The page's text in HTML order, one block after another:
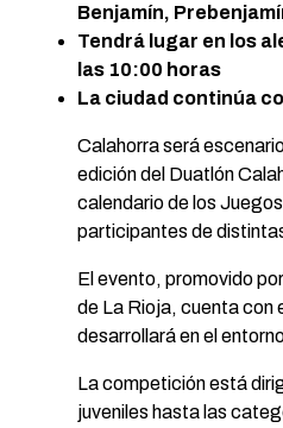
Benjamín,
Tendrá lugar en los
las 10:00 horas
La ciudad continúa
Calahorra será
edición del Duatlón
calendario de los
participantes de
El evento, promovido
de La Rioja, cuenta con
desarrollará en el
La competición está
juveniles hasta las